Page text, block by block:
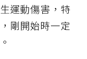
運動傷害，特
剛開始時一定